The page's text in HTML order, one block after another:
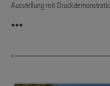
Ausstellung mit
•••